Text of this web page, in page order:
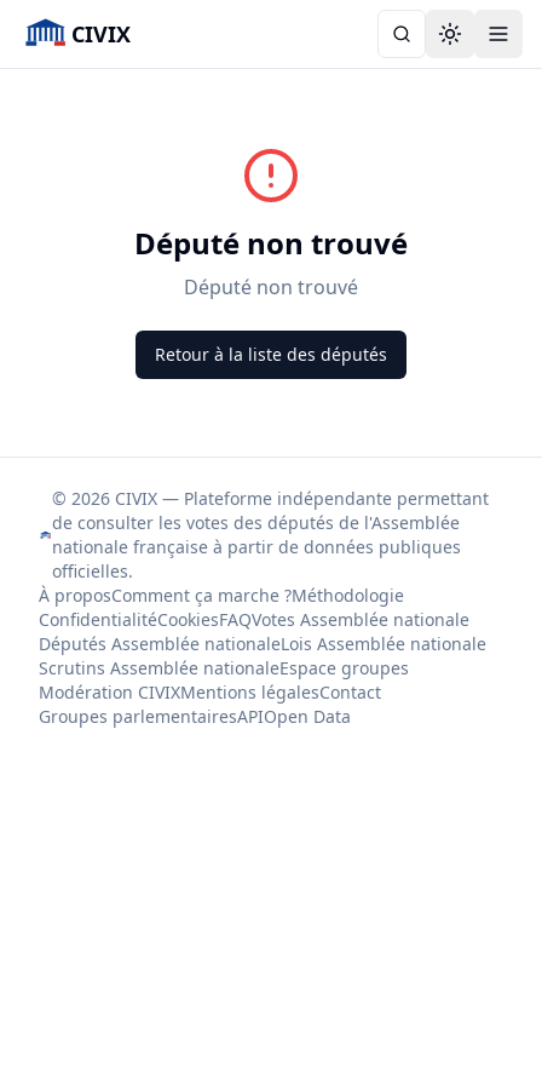
CIVIX Toggle
Député non trouvé
Député non trouvé
Retour à la liste des députés
© 2026 CIVIX — Plateforme indépendante permettant
de consulter les votes des députés de l'Assemblée
nationale française à partir de données publiques
officielles.
À proposComment ça marche ?Méthodologie
ConfidentialitéCookiesFAQVotes Assemblée nationale
Députés Assemblée nationaleLois Assemblée nationale
Scrutins Assemblée nationaleEspace groupes
Modération CIVIXMentions légalesContact
Groupes parlementairesAPIOpen Data